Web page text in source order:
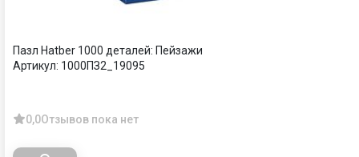
Пазл Hatber 1000 деталей: Пейзажи
Артикул: 1000ПЗ2_19095
0,0Отзывов пока нет